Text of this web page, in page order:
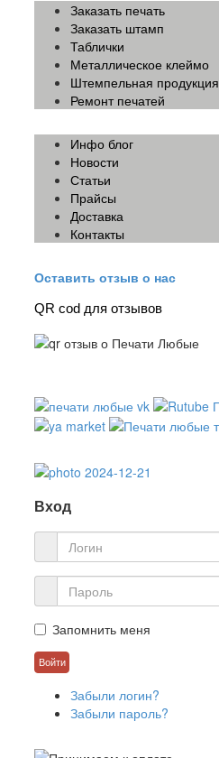
Заказать печать
Заказать штамп
Таблички
Металлическое клеймо
Штемпельная продукция
Ремонт печатей
Инфо блог
Новости
Статьи
Прайсы
Доставка
Контакты
Оставить отзыв о нас
QR cod для отзывов
Вход
Запомнить меня
Забыли логин?
Забыли пароль?